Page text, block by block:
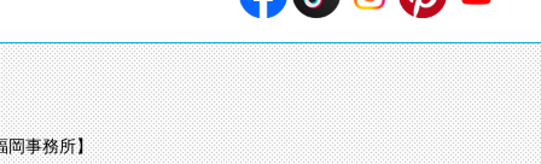
岡事務所】